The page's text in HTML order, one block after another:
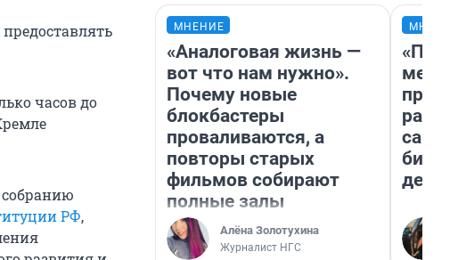
часов до
собранию
РФ,
МНЕНИЕ
«Аналоговая жизнь —
вот что нам нужно».
Почему новые
блокбастеры
проваливаются, а
повторы старых
фильмов собирают
полные залы
Алёна Золотухина
Журналист НГС